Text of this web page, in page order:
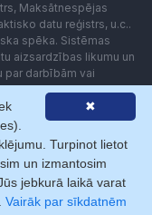
Maksātnespējas
datu reģistrs, u.c..
spēka. Sistēmas
aizsardzības likumu un
par darbībām vai
Lietotājam aizliegts
iekārtas (robotus)
ar Firmas.lv. Galvenā
ar
✖
Turpinot lietot
un izmantosim
jebkurā laikā varat
Vairāk par sīkdatnēm